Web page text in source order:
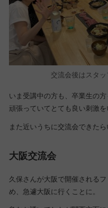
交流会後はスタ
いま受講中の方も、卒業生の
頑張っていてとても良い刺激を
また近いうちに交流会できたら
大阪交流会
久保さんが大阪で開催される
め、急遽大阪に行くことに。